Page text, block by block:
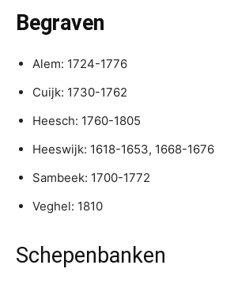
Begraven
Alem: 1724-1776
Cuijk: 1730-1762
Heesch: 1760-1805
Heeswijk: 1618-1653, 1668-1676
Sambeek: 1700-1772
Veghel: 1810
Schepenbanken